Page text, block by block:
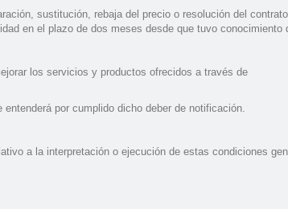
sustitución, rebaja del precio o resolución del
en el plazo de dos meses desde que tuvo conocimiento
los servicios y productos ofrecidos a través de
por cumplido dicho deber de notificación.
a la interpretación o ejecución de estas condiciones